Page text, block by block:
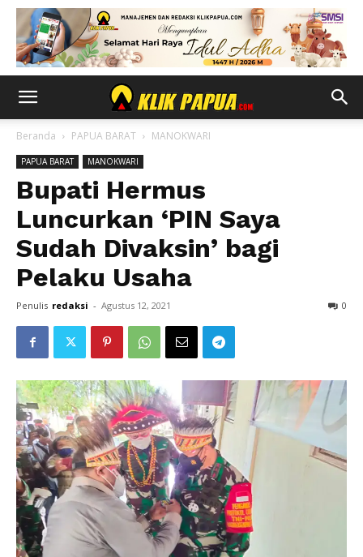
Beranda PAPUA BARAT MANOKWARI
PAPUA BARAT MANOKWARI
Bupati Hermus
Luncurkan ‘PIN Saya
Sudah Divaksin’ bagi
Pelaku Usaha
Penulis redaksi - Agustus 12, 2021 0